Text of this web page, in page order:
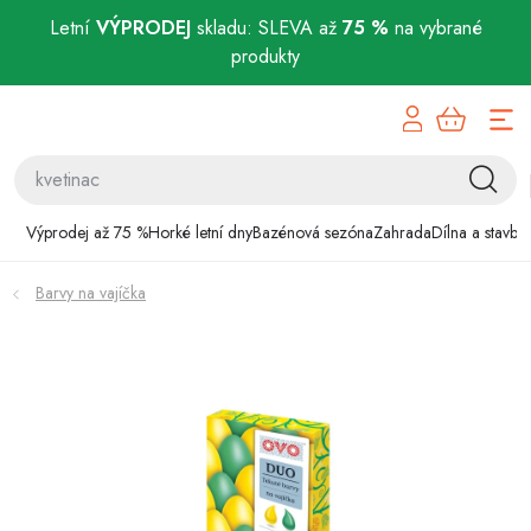
Letní VÝPRODEJskladu: SLEVA až 75 % na vybrané
produkty
Výprodej až 75 %Horké letní dnyBazénová sezónaZahradaDílna a stavba
Bazénová sezóna
Zahrada
Chovatelské potřeby
Barvy na vajíčka